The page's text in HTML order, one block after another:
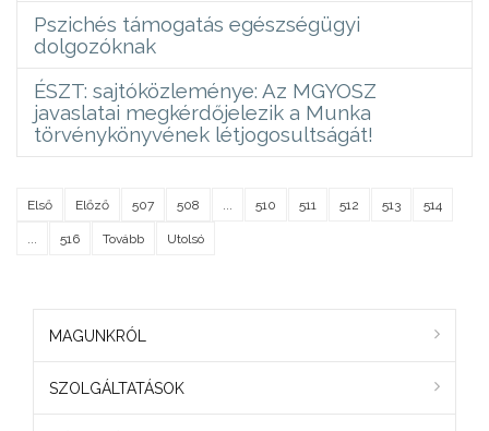
Pszichés támogatás egészségügyi
dolgozóknak
ÉSZT: sajtóközleménye: Az MGYOSZ
javaslatai megkérdőjelezik a Munka
törvénykönyvének létjogosultságát!
Első Előző 507 508 510 511 512 513 514
516 Tovább Utolsó
MAGUNKRÓL
SZOLGÁLTATÁSOK